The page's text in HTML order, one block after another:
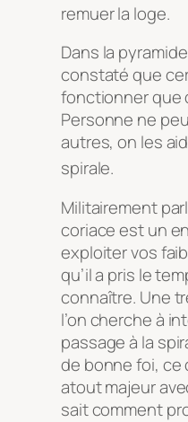
remuer la loge.
Dans la
constaté que
fonctionner que
Personne ne
autres, on les
spirale.
Militairement
coriace est un
exploiter vos
qu’il a pris le
connaître. Une
l’on cherche à
passage à la
de bonne foi,
atout majeur
sait comment